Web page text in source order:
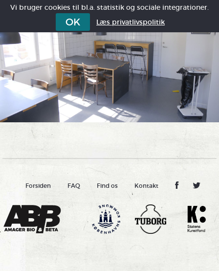
Vi bruger cookies til bl.a. statistik og sociale integrationer.
OK Læs privatlivspolitik
Forsiden FAQ Find os Kontakt